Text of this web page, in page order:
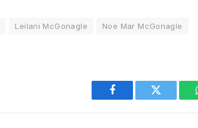
Leilani McGonagle
Noe Mar McGonagle
Facebook Twitter